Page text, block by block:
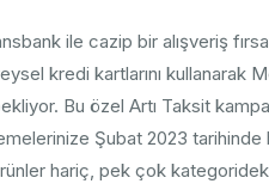
ile cazip bir alışveriş
kredi kartlarını kullanarak
Bu özel Artı Taksit
Şubat 2023
hariç, pek çok